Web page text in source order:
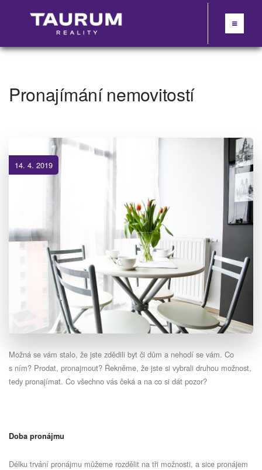
Pronajímání nemovitostí
14. 4. 2019
Možná se vám stalo, že jste zdědili byt či dům a nehodí se vám. Co
s ním? Prodat, pronajmout? Řekněme, že jste si vybrali druhou možnost,
tedy pronajímat. Co všechno vás čeká a na co si dát pozor?
Doba pronájmu
Délku trvání pronájmu můžeme rozdělit na tři možnosti, a sice pronájem